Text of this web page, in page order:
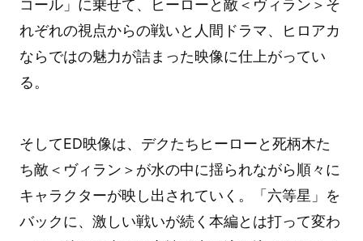
コール」に乗せて、ヒーローと敵＜ヴィラン＞そ
れぞれの視点からの戦いと人間ドラマ、ヒロアカ
ならではの魅力が詰まった映像に仕上がってい
る。
そしてED映像は、デクたちヒーローと死柄木た
ち敵＜ヴィラン＞が水の中に揺られながら順々に
キャラクターが映し出されていく。「六等星」を
バックに、激しい戦いが続く本編とは打って変わ